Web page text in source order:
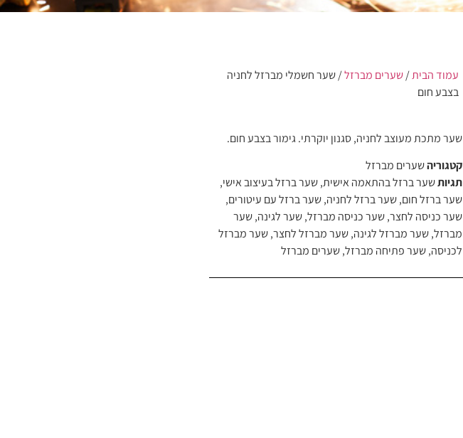
עמוד הבית/שערים מברזל/ שער חשמלי מברזל לחניה
בצבע חום
שער מתכת מעוצב לחניה, סגנון יוקרתי. גימור בצבע חום.
קטגוריהשערים מברזל
תגיותשער ברזל בהתאמה אישית,שער ברזל בעיצוב אישי,
שער ברזל חום,שער ברזל לחניה,שער ברזל עם עיטורים,
שער כניסה לחצר,שער כניסה מברזל,שער לגינה,שער
מברזל,שער מברזל לגינה,שער מברזל לחצר,שער מברזל
לכניסה,שער פתיחה מברזל,שערים מברזל